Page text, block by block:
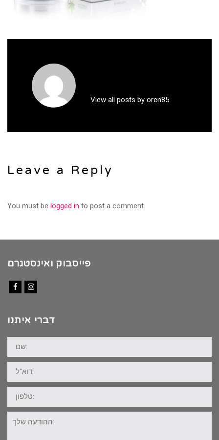
View all posts by oren85
Leave a Reply
You must be logged in to post a comment.
פייסבוק ואינסטגרם
דברי איתנו
שם:
דוא"ל:
טלפון:
ההודעה
שלך: